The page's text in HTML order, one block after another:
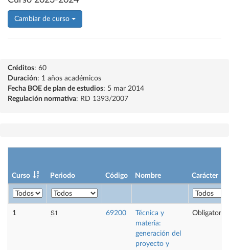
Cambiar de curso
Créditos: 60
Duración: 1 años académicos
Fecha BOE de plan de estudios: 5 mar 2014
Regulación normativa: RD 1393/2007
Curso Periodo Código Nombre Carácter
1 S1 69200
Técnica y
materia:
generación del
proyecto y
Obligatoria